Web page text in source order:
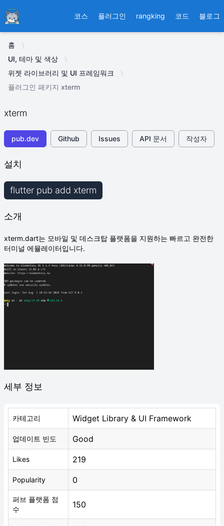
Ducafecat 코스 플러그인 rangking 코드 블로그
홈
UI, 테마 및 색상
위젯 라이브러리 및 UI 프레임워크
플러그인 패키지 xterm
xterm
pub.dev Github Issues API 문서 작성자
설치
flutter pub add xterm
소개
xterm.dart는 모바일 및 데스크탑 플랫폼을 지원하는 빠르고 완전한
터미널 에뮬레이터입니다.
세부 정보
카테고리 Widget Library & UI Framework
업데이트 빈도 Good
Likes 219
Popularity 0
퍼브 플랫폼 점
수
150